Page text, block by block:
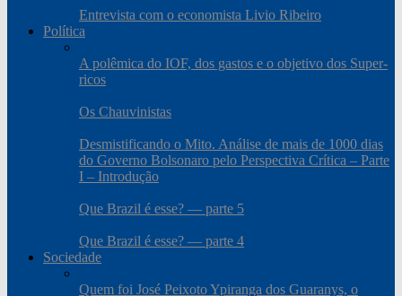
Entrevista com o economista Livio Ribeiro
Política
A polêmica do IOF, dos gastos e o objetivo dos Super-
ricos
Os Chauvinistas
Desmistificando o Mito. Análise de mais de 1000 dias
do Governo Bolsonaro pelo Perspectiva Crítica – Parte
I – Introdução
Que Brazil é esse? — parte 5
Que Brazil é esse? — parte 4
Sociedade
Quem foi José Peixoto Ypiranga dos Guaranys, o